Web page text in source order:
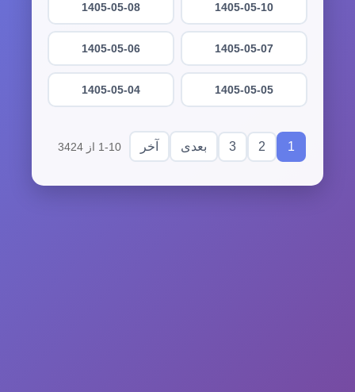
1405-05-10
1405-05-08
1405-05-07
1405-05-06
1405-05-05
1405-05-04
1
2
3 بعدی آخر 1-10 از 3424